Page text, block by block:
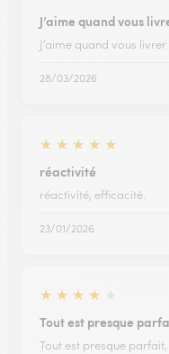
J’aime quand vous
J’aime quand vous
28/03/2026
★ ★ ★ ★ ★
réactivité
réactivité, efficacité.
23/01/2026
★ ★ ★ ★
Tout est presque
Tout est presque